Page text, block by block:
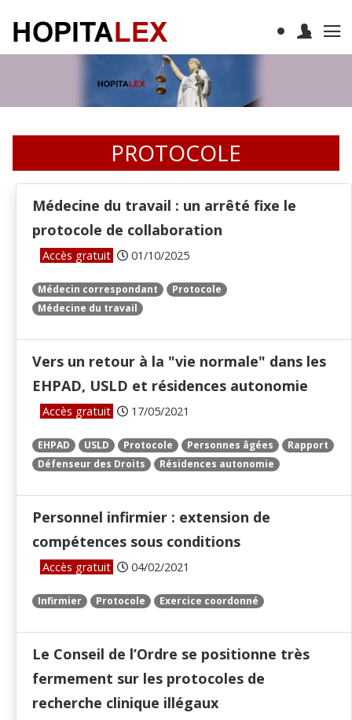
PROTOCOLE
Médecine du travail : un arrêté fixe le
protocole de collaboration
Accès gratuit 01/10/2025
Médecin correspondant
Protocole
Médecine du travail
Vers un retour à la "vie normale" dans les
EHPAD, USLD et résidences autonomie
Accès gratuit 17/05/2021
EHPAD USLD Protocole Personnes âgées
Rapport
Défenseur des Droits
Résidences autonomie
Personnel infirmier : extension de
compétences sous conditions
Accès gratuit 04/02/2021
Infirmier Protocole Exercice coordonné
Le Conseil de l’Ordre se positionne très
fermement sur les protocoles de
recherche clinique illégaux